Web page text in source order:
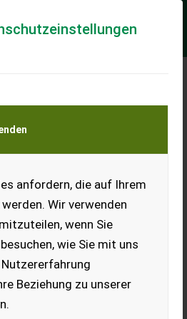
anfordern, die auf Ihrem
Wir verwenden
wenn Sie
wie Sie mit uns
Beziehung zu unserer
und Baumaschinen –
Tiertransporte
cm
Zapfwellendurchtrieb
Hitsch CAT 2 Gelenkwelle mit
Verm.